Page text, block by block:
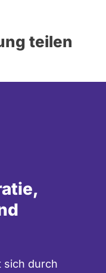
teilen
sich durch